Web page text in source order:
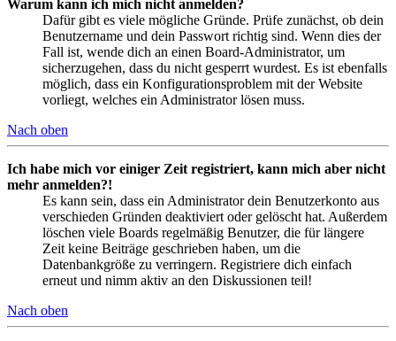
Warum kann ich mich nicht anmelden?
Dafür gibt es viele mögliche Gründe. Prüfe zunächst, ob dein
Benutzername und dein Passwort richtig sind. Wenn dies der
Fall ist, wende dich an einen Board-Administrator, um
sicherzugehen, dass du nicht gesperrt wurdest. Es ist ebenfalls
möglich, dass ein Konfigurationsproblem mit der Website
vorliegt, welches ein Administrator lösen muss.
Nach oben
Ich habe mich vor einiger Zeit registriert, kann mich aber nicht
mehr anmelden?!
Es kann sein, dass ein Administrator dein Benutzerkonto aus
verschieden Gründen deaktiviert oder gelöscht hat. Außerdem
löschen viele Boards regelmäßig Benutzer, die für längere
Zeit keine Beiträge geschrieben haben, um die
Datenbankgröße zu verringern. Registriere dich einfach
erneut und nimm aktiv an den Diskussionen teil!
Nach oben